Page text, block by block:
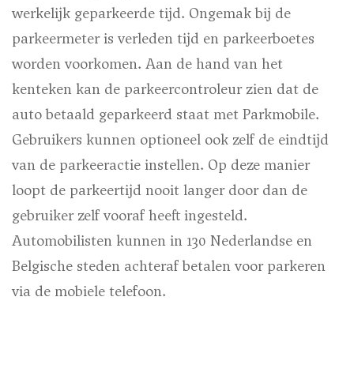
werkelijk geparkeerde tijd. Ongemak bij de
parkeermeter is verleden tijd en parkeerboetes
worden voorkomen. Aan de hand van het
kenteken kan de parkeercontroleur zien dat de
auto betaald geparkeerd staat met Parkmobile.
Gebruikers kunnen optioneel ook zelf de eindtijd
van de parkeeractie instellen. Op deze manier
loopt de parkeertijd nooit langer door dan de
gebruiker zelf vooraf heeft ingesteld.
Automobilisten kunnen in 130 Nederlandse en
Belgische steden achteraf betalen voor parkeren
via de mobiele telefoon.